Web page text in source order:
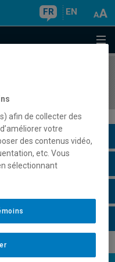
FR EN
afin de collecter des
votre
des contenus vidéo,
etc. Vous
sélectionnant